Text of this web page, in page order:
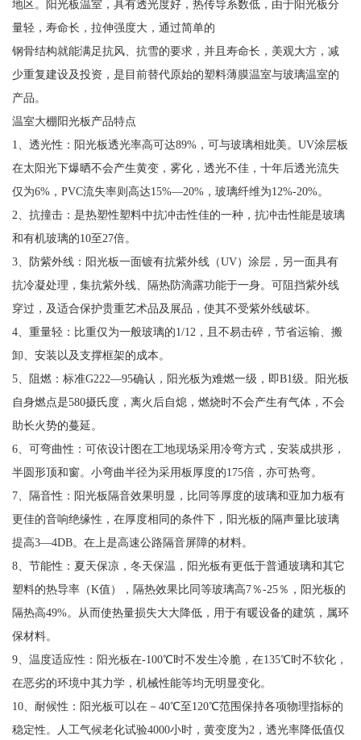
地区。阳光板温室，具有透光度好，热传导系数低，由于阳光板分
量轻，寿命长，拉伸强度大，通过简单的
钢骨结构就能满足抗风、抗雪的要求，并且寿命长，美观大方，减
少重复建设及投资，是目前替代原始的塑料薄膜温室与玻璃温室的
产品。
温室大棚阳光板产品特点
1、透光性：阳光板透光率高可达89%，可与玻璃相妣美。UV涂层板
在太阳光下爆晒不会产生黄变，雾化，透光不佳，十年后透光流失
仅为6%，PVC流失率则高达15%—20%，玻璃纤维为12%-20%。
2、抗撞击：是热塑性塑料中抗冲击性佳的一种，抗冲击性能是玻璃
和有机玻璃的10至27倍。
3、防紫外线：阳光板一面镀有抗紫外线（UV）涂层，另一面具有
抗冷凝处理，集抗紫外线、隔热防滴露功能于一身。可阻挡紫外线
穿过，及适合保护贵重艺术品及展品，使其不受紫外线破坏。
4、重量轻：比重仅为一般玻璃的1/12，且不易击碎，节省运输、搬
卸、安装以及支撑框架的成本。
5、阻燃：标准G222—95确认，阳光板为难燃一级，即B1级。阳光板
自身燃点是580摄氏度，离火后自熄，燃烧时不会产生有气体，不会
助长火势的蔓延。
6、可弯曲性：可依设计图在工地现场采用冷弯方式，安装成拱形，
半圆形顶和窗。小弯曲半径为采用板厚度的175倍，亦可热弯。
7、隔音性：阳光板隔音效果明显，比同等厚度的玻璃和亚加力板有
更佳的音响绝缘性，在厚度相同的条件下，阳光板的隔声量比玻璃
提高3—4DB。在上是高速公路隔音屏障的材料。
8、节能性：夏天保凉，冬天保温，阳光板有更低于普通玻璃和其它
塑料的热导率（K值），隔热效果比同等玻璃高7％-25％，阳光板的
隔热高49%。从而使热量损失大大降低，用于有暖设备的建筑，属环
保材料。
9、温度适应性：阳光板在-100℃时不发生冷脆，在135℃时不软化，
在恶劣的环境中其力学，机械性能等均无明显变化。
10、耐候性：阳光板可以在－40℃至120℃范围保持各项物理指标的
稳定性。人工气候老化试验4000小时，黄变度为2，透光率降低值仅